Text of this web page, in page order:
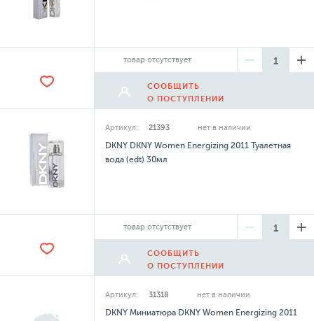
товар отсутствует
СООБЩИТЬ
О ПОСТУПЛЕНИИ
Артикул: 21393 нет в наличии
DKNY DKNY Women Energizing 2011 Туалетная
вода (edt) 30мл
товар отсутствует
СООБЩИТЬ
О ПОСТУПЛЕНИИ
Артикул: 31318 нет в наличии
DKNY Миниатюра DKNY Women Energizing 2011